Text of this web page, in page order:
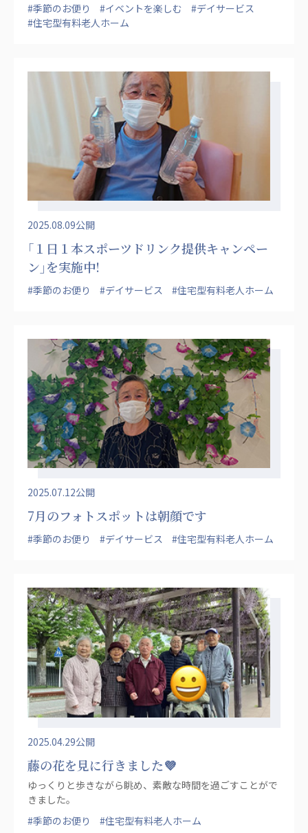
#季節のお便り #イベントを楽しむ
#デイサービス
#住宅型有料老人ホーム
2025.08.09公開
｢１日１本スポーツドリンク提供キャンペー
ン｣を実施中!
#季節のお便り #デイサービス #住宅型有料老人ホーム
2025.07.12公開
7月のフォトスポットは朝顔です
#季節のお便り #デイサービス #住宅型有料老人ホーム
2025.04.29公開
藤の花を見に行きました💜
ゆっくりと歩きながら眺め、素敵な時間を過ごすことがで
きました。
#季節のお便り
#住宅型有料老人ホーム